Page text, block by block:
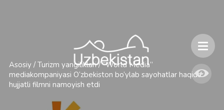
Asosiy / Turizm yangiliklari / “World Media”
mediakompaniyasi O‘zbekiston bo‘ylab sayohatlar haqida
hujjatli filmni namoyish etdi